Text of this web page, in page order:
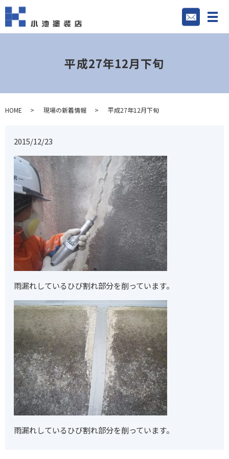
平成27年12月下旬
HOME 現場の新着情報 平成27年12月下旬
2015/12/23
雨漏れしているひび割れ部分を削っています。
雨漏れしているひび割れ部分を削っています。